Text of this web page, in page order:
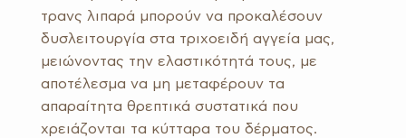
τρανς λιπαρά μπορούν να προκαλέσουν
δυσλειτουργία στα τριχοειδή αγγεία μας,
μειώνοντας την ελαστικότητά τους, με
αποτέλεσμα να μη μεταφέρουν τα
απαραίτητα θρεπτικά συστατικά που
χρειάζονται τα κύτταρα του δέρματος.